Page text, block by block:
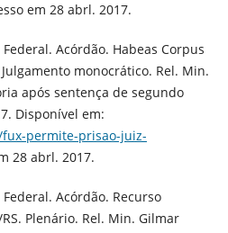
em 28 abrl. 2017.
Acórdão. Habeas Corpus
monocrático. Rel. Min.
após sentença de segundo
Disponível em:
permite-prisao-juiz-
28 abrl. 2017.
Acórdão. Recurso
Plenário. Rel. Min. Gilmar